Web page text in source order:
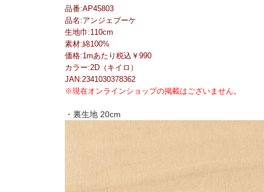
品番:AP45803
品名:アンジェブーケ
生地巾:110cm
素材:綿100%
価格:1mあたり税込￥990
カラー:2D（キイロ）
JAN:2341030378362
※現在オンラインショップの掲載はございません。
・裏生地 20cm